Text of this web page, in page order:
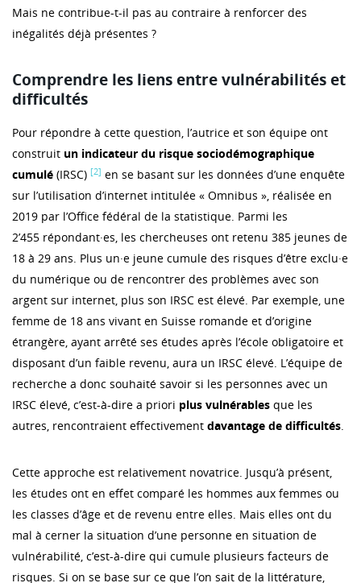
Mais ne contribue-t-il pas au contraire à renforcer des
inégalités déjà présentes ?
Comprendre les liens entre vulnérabilités et
difficultés
Pour répondre à cette question, l’autrice et son équipe ont
construit un indicateur du risque sociodémographique
cumulé (IRSC) [2] en se basant sur les données d’une enquête
sur l’utilisation d’internet intitulée « Omnibus », réalisée en
2019 par l’Office fédéral de la statistique. Parmi les
2’455 répondant·es, les chercheuses ont retenu 385 jeunes de
18 à 29 ans. Plus un·e jeune cumule des risques d’être exclu·e
du numérique ou de rencontrer des problèmes avec son
argent sur internet, plus son IRSC est élevé. Par exemple, une
femme de 18 ans vivant en Suisse romande et d’origine
étrangère, ayant arrêté ses études après l’école obligatoire et
disposant d’un faible revenu, aura un IRSC élevé. L’équipe de
recherche a donc souhaité savoir si les personnes avec un
IRSC élevé, c’est-à-dire a priori plus vulnérables que les
autres, rencontraient effectivement davantage de difficultés.
Cette approche est relativement novatrice. Jusqu’à présent,
les études ont en effet comparé les hommes aux femmes ou
les classes d’âge et de revenu entre elles. Mais elles ont du
mal à cerner la situation d’une personne en situation de
vulnérabilité, c’est-à-dire qui cumule plusieurs facteurs de
risques. Si on se base sur ce que l’on sait de la littérature,